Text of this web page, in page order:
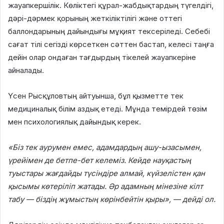
жауапкершілік. Көліктегі құрал-жабдықтардың түгелдігі,
дәрі-дәрмек қорының жеткіліктілігі және оттегі
баллондарының дайындығы мұқият тексеріледі. Себебі
сағат тілі сегізді көрсеткен сәттен бастап, келесі таңға
дейін олар ондаған тағдырдың тікелей жауапкеріне
айналады.
Үсен Рысқұловтың айтуынша, бұл қызметте тек
медициналық білім аздық етеді. Мұнда темірдей төзім
мен психологиялық дайындық керек.
«Біз тек аурумен емес, адамдардың ашу-ызасымен,
үрейімен де бетпе-бет келеміз. Кейде науқастың
туыстары жағдайды түсіндіре алмай, күйзелістен қан
қысымы көтеріліп жатады. Әр адамның мінезіне кілт
табу — біздің жұмыстың көрінбейтін қыры», — дейді ол.